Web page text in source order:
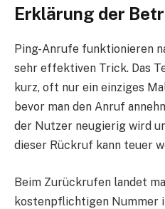
Erklärung der
Ping-Anrufe funktionieren
sehr effektiven Trick. Das
kurz, oft nur ein einziges
bevor man den Anruf
der Nutzer neugierig wird
dieser Rückruf kann teuer
Beim Zurückrufen landet
kostenpflichtigen Nummer